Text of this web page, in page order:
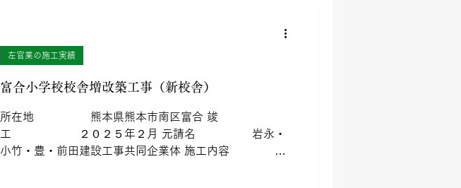
富合小学校校舎増改築工事（新校舎）
所在地 熊本県熊本市南区富合 竣
工 ２０２５年２月 元請名 岩永・
小竹・豊・前田建設工事共同企業体 施工内容 左
左官業の施工実績